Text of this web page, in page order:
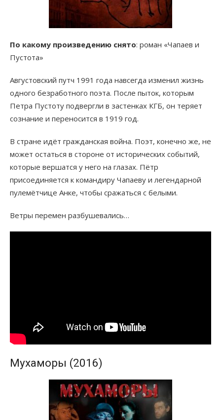
По какому произведению снято: роман «Чапаев и
Пустота»
Августовский путч 1991 года навсегда изменил жизнь
одного безработного поэта. После пыток, которым
Петра Пустоту подвергли в застенках КГБ, он теряет
сознание и переносится в 1919 год.
В стране идёт гражданская война. Поэт, конечно же, не
может остаться в стороне от исторических событий,
которые вершатся у него на глазах. Пётр
присоединяется к командиру Чапаеву и легендарной
пулемётчице Анке, чтобы сражаться с белыми.
Ветры перемен разбушевались…
Мухаморы (2016)